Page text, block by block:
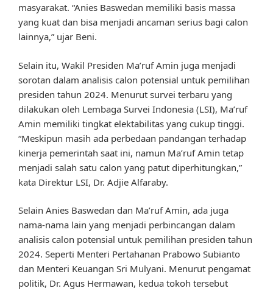
masyarakat. “Anies Baswedan memiliki basis massa
yang kuat dan bisa menjadi ancaman serius bagi calon
lainnya,” ujar Beni.
Selain itu, Wakil Presiden Ma’ruf Amin juga menjadi
sorotan dalam analisis calon potensial untuk pemilihan
presiden tahun 2024. Menurut survei terbaru yang
dilakukan oleh Lembaga Survei Indonesia (LSI), Ma’ruf
Amin memiliki tingkat elektabilitas yang cukup tinggi.
“Meskipun masih ada perbedaan pandangan terhadap
kinerja pemerintah saat ini, namun Ma’ruf Amin tetap
menjadi salah satu calon yang patut diperhitungkan,”
kata Direktur LSI, Dr. Adjie Alfaraby.
Selain Anies Baswedan dan Ma’ruf Amin, ada juga
nama-nama lain yang menjadi perbincangan dalam
analisis calon potensial untuk pemilihan presiden tahun
2024. Seperti Menteri Pertahanan Prabowo Subianto
dan Menteri Keuangan Sri Mulyani. Menurut pengamat
politik, Dr. Agus Hermawan, kedua tokoh tersebut